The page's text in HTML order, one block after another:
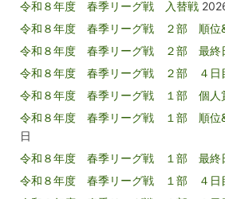
令和８年度 春季リーグ戦 入替戦
令和８年度 春季リーグ戦 ２部 順位
令和８年度 春季リーグ戦 ２部 最終
令和８年度 春季リーグ戦 ２部 ４日
令和８年度 春季リーグ戦 １部 個人
令和８年度 春季リーグ戦 １部 順位
日
令和８年度 春季リーグ戦 １部 最終
令和８年度 春季リーグ戦 １部 ４日